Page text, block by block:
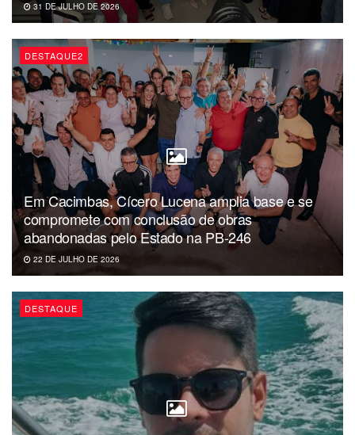
31 DE JULHO DE 2026
DESTAQUE2
Em Cacimbas, Cícero Lucena amplia base e se
compromete com conclusão de obras
abandonadas pelo Estado na PB-246
22 DE JULHO DE 2026
DESTAQUE